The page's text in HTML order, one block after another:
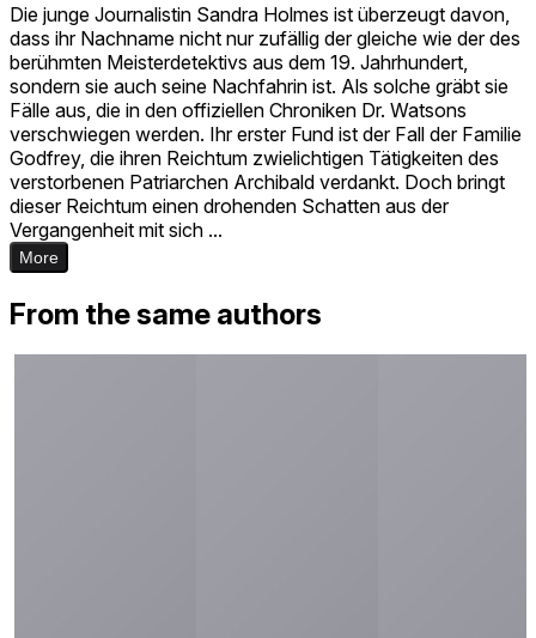
Die junge Journalistin Sandra Holmes ist überzeugt davon,
dass ihr Nachname nicht nur zufällig der gleiche wie der des
berühmten Meisterdetektivs aus dem 19. Jahrhundert,
sondern sie auch seine Nachfahrin ist. Als solche gräbt sie
Fälle aus, die in den offiziellen Chroniken Dr. Watsons
verschwiegen werden. Ihr erster Fund ist der Fall der Familie
Godfrey, die ihren Reichtum zwielichtigen Tätigkeiten des
verstorbenen Patriarchen Archibald verdankt. Doch bringt
dieser Reichtum einen drohenden Schatten aus der
Vergangenheit mit sich ...
More
From the same authors